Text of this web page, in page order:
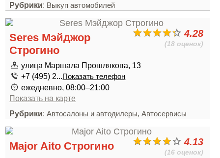
Рубрики: Выкуп автомобилей
4.28
(18 оценок)
Seres Мэйджор
Строгино
улица Маршала Прошлякова, 13
+7 (495) 2...Показать телефон
ежедневно, 08:00–21:00
Показать на карте
Рубрики:Автосалоны и автодилеры,Автосервисы
4.13
(16 оценок)
Major Aito Строгино